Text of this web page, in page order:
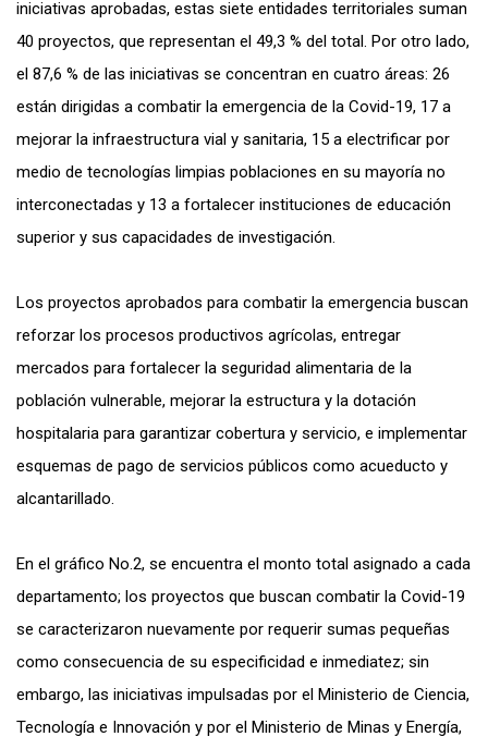
iniciativas aprobadas, estas siete entidades territoriales suman
40 proyectos, que representan el 49,3 % del total. Por otro lado,
el 87,6 % de las iniciativas se concentran en cuatro áreas: 26
están dirigidas a combatir la emergencia de la Covid-19, 17 a
mejorar la infraestructura vial y sanitaria, 15 a electrificar por
medio de tecnologías limpias poblaciones en su mayoría no
interconectadas y 13 a fortalecer instituciones de educación
superior y sus capacidades de investigación.
Los proyectos aprobados para combatir la emergencia buscan
reforzar los procesos productivos agrícolas, entregar
mercados para fortalecer la seguridad alimentaria de la
población vulnerable, mejorar la estructura y la dotación
hospitalaria para garantizar cobertura y servicio, e implementar
esquemas de pago de servicios públicos como acueducto y
alcantarillado.
En el gráfico No.2, se encuentra el monto total asignado a cada
departamento; los proyectos que buscan combatir la Covid-19
se caracterizaron nuevamente por requerir sumas pequeñas
como consecuencia de su especificidad e inmediatez; sin
embargo, las iniciativas impulsadas por el Ministerio de Ciencia,
Tecnología e Innovación y por el Ministerio de Minas y Energía,